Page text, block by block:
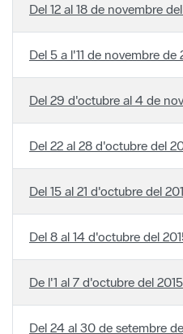
Del 12 al 18 de novembre
Del 5 a l'11 de novembre de
Del 29 d'octubre al 4 de
Del 22 al 28 d'octubre del
Del 15 al 21 d'octubre del
Del 8 al 14 d'octubre del
De l'1 al 7 d'octubre del 2015
Del 24 al 30 de setembre